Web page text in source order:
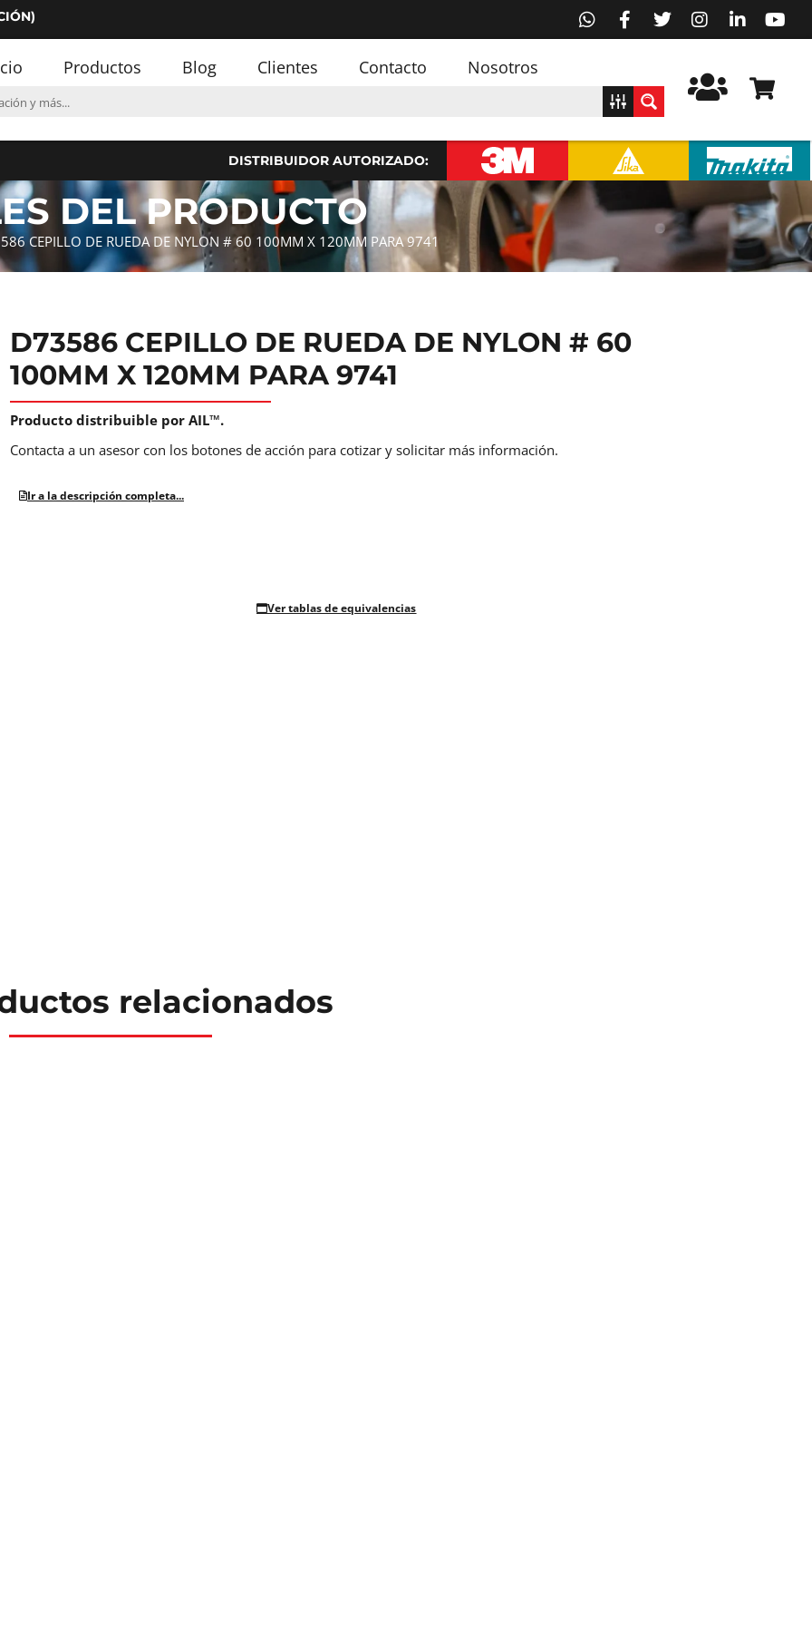
Productos Blog Clientes Contacto Nosotros
DISTRIBUIDOR AUTORIZADO:
DEL PRODUCTO
CEPILLO DE RUEDA DE NYLON # 60 100MM X 120MM PARA 9741
D73586 CEPILLO DE RUEDA DE NYLON # 60
100MM X 120MM PARA 9741
Producto distribuible por AIL™.
Contacta a un asesor con los botones de acción para cotizar y solicitar más información.
Ir a la descripción completa...
Ver tablas de equivalencias
relacionados